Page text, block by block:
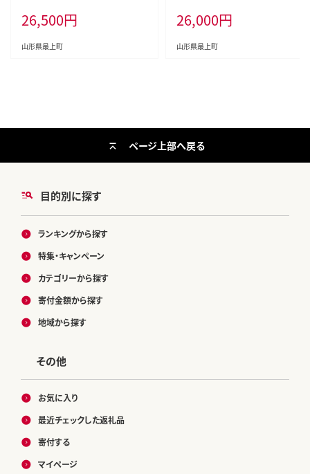
26,500円
山形県最上町
26,000円
山形県最上町
目的別に探す
ランキングから探す
特集・キャンペーン
カテゴリーから探す
寄付金額から探す
地域から探す
その他
お気に入り
最近チェックした返礼品
寄付する
マイページ
ページ上部へ戻る